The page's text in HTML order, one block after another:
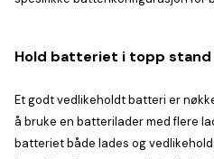
Hold batteriet i topp
Et godt vedlikeholdt batteri er
å bruke en batterilader med flere
batteriet både lades og